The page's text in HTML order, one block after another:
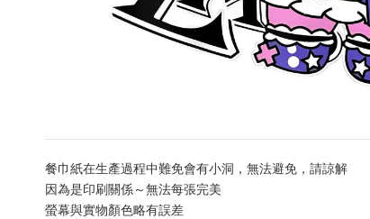
餐巾紙在生產過程中難免會有小洞，無法避免，請諒解
因為是印刷關係～無法每張完美
螢幕與實物顏色略有誤差